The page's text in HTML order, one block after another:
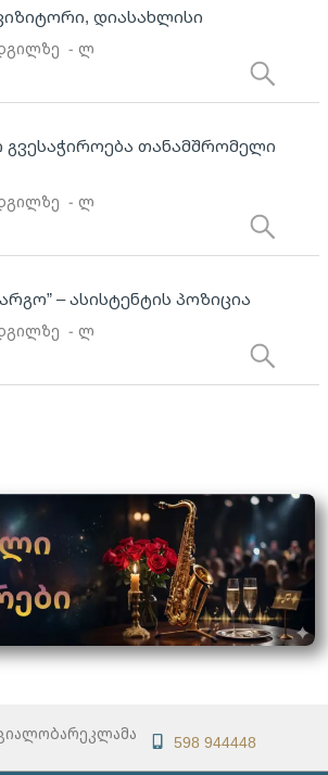
დიასახლისი
- ლ
გვესაჭიროება თანამშრომელი
- ლ
– ასისტენტის პოზიცია
- ლ
რეკლამა 598 944448